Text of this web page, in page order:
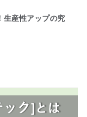
Fav
生産性アップの究